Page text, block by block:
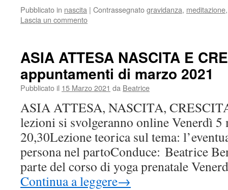
Pubblicato in nascita | Contrassegnatogravidanza, meditazione
Lascia un commento
ASIA ATTESA NASCITA E
appuntamenti di marzo 2021
Pubblicato il 15 Marzo 2021 da Beatrice
ASIA ATTESA, NASCITA,
lezioni si svolgeranno online Venerdì 5
20,30Lezione teorica sul tema:
persona nel partoConduce: Beatrice
parte del corso di yoga prenatale
Continua a leggere→